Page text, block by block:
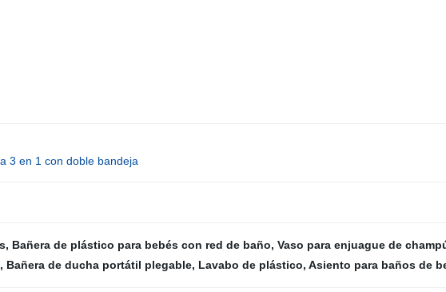
3 en 1 con doble bandeja
, Bañera de plástico para bebés con red de baño, Vaso para enjuague de
, Bañera de ducha portátil plegable, Lavabo de plástico, Asiento para baños de